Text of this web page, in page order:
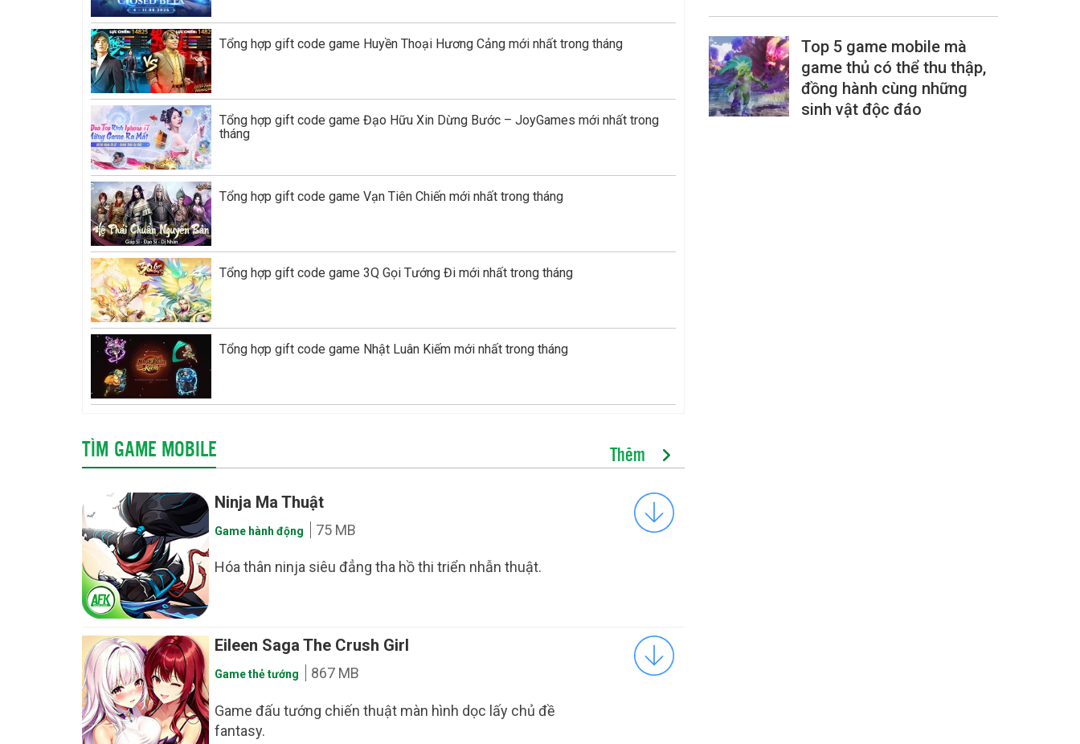
Tổng hợp gift code game Huyền Thoại Hương Cảng mới nhất trong tháng
Tổng hợp gift code game Đạo Hữu Xin Dừng Bước – JoyGames mới nhất trong
tháng
Tổng hợp gift code game Vạn Tiên Chiến mới nhất trong tháng
Tổng hợp gift code game 3Q Gọi Tướng Đi mới nhất trong tháng
Tổng hợp gift code game Nhật Luân Kiếm mới nhất trong tháng
TÌM GAME MOBILE Thêm
Ninja Ma Thuật
Game hành động 75 MB
Hóa thân ninja siêu đẳng tha hồ thi triển nhẫn thuật.
Eileen Saga The Crush Girl
Game thẻ tướng 867 MB
Game đấu tướng chiến thuật màn hình dọc lấy chủ đề
fantasy.
Top 5 game mobile mà
game thủ có thể thu thập,
đồng hành cùng những
sinh vật độc đáo